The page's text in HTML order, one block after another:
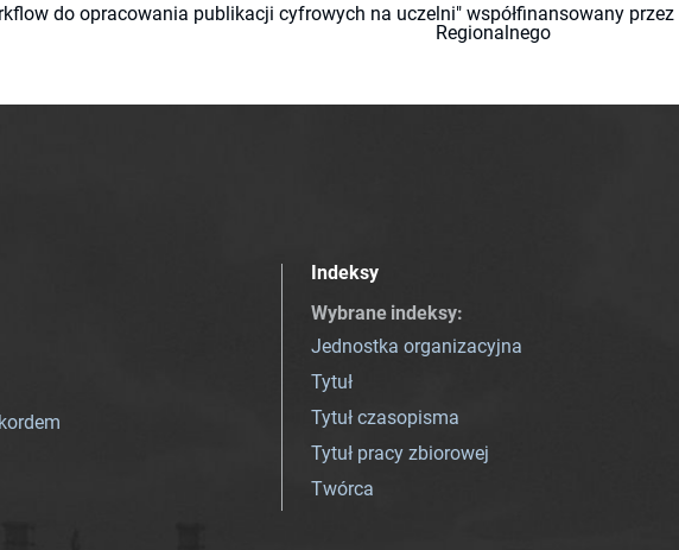
do opracowania publikacji cyfrowych na uczelni" współfinansowany
Regionalnego
Indeksy
Wybrane indeksy:
Jednostka organizacyjna
Tytuł
Tytuł czasopisma
Tytuł pracy zbiorowej
Twórca